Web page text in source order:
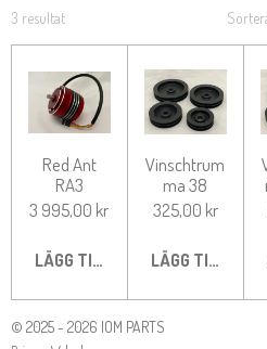
3 resultat
Red Ant
RA3
3 995,00 kr
LÄGG TILL I VARUKORG
Vinschtrum
ma 38
325,00 kr
LÄGG TILL I
© 2025 - 2026 IOM PARTS